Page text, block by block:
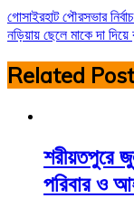
Post
navigation
গোসাইরহাট পৌরসভার
নড়িয়ায় ছেলে মাকে দা
Related
শরীয়তপুরে
পরিবার ও